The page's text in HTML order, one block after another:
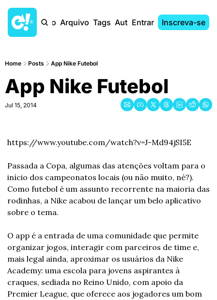
Início Arquivo Tags AutoresEntrar Inscreva-se
Home Posts App Nike Futebol
App Nike Futebol
Jul 15, 2014
https://www.youtube.com/watch?v=J-Md94jSI5E
Passada a Copa, algumas das atenções voltam para o
início dos campeonatos locais (ou não muito, né?).
Como futebol é um assunto recorrente na maioria das
rodinhas, a Nike acabou de lançar um belo aplicativo
sobre o tema.
O app é a entrada de uma comunidade que permite
organizar jogos, interagir com parceiros de time e,
mais legal ainda, aproximar os usuários da Nike
Academy: uma escola para jovens aspirantes à
craques, sediada no Reino Unido, com apoio da
Premier League, que oferece aos jogadores um bom